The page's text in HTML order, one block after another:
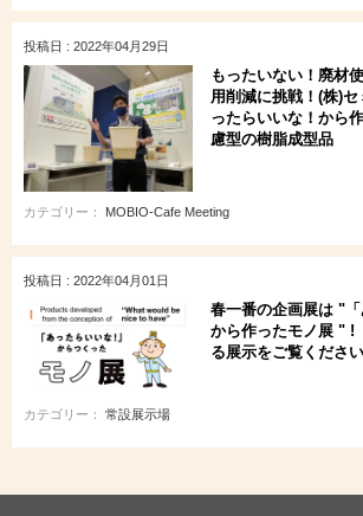
投稿日 : 2022年04月29日
もったいない！廃材
用削減に挑戦！(株)
ったらいいな！から
慮型の樹脂成型品
カテゴリー： MOBIO-Cafe Meeting
投稿日 : 2022年04月01日
春一番の企画展は "「
から作ったモノ展 "
る展示をご覧ください
カテゴリー： 常設展示場